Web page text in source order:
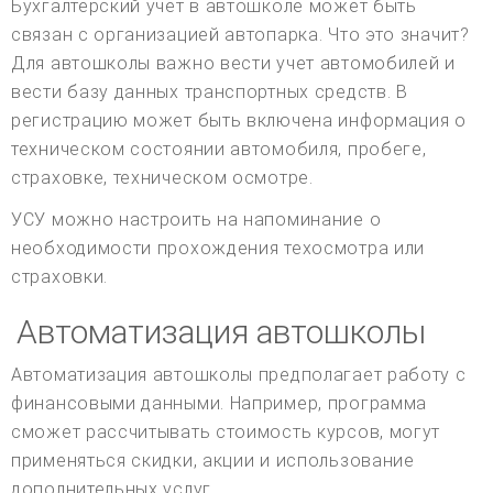
Бухгалтерский учет в автошколе может быть
связан с организацией автопарка. Что это значит?
Для автошколы важно вести учет автомобилей и
вести базу данных транспортных средств. В
регистрацию может быть включена информация о
техническом состоянии автомобиля, пробеге,
страховке, техническом осмотре.
УСУ можно настроить на напоминание о
необходимости прохождения техосмотра или
страховки.
Автоматизация автошколы
Автоматизация автошколы предполагает работу с
финансовыми данными. Например, программа
сможет рассчитывать стоимость курсов, могут
применяться скидки, акции и использование
дополнительных услуг.